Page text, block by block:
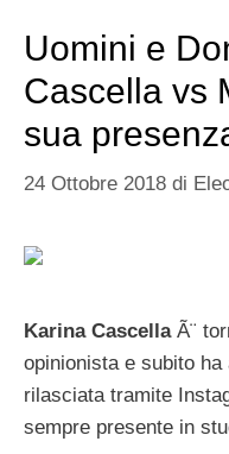
Uomini e
Cascella vs
sua
24 Ottobre 2018 di
Karina CascellaÃ¨
opinionista e subito
rilasciata tramite
sempre presente in